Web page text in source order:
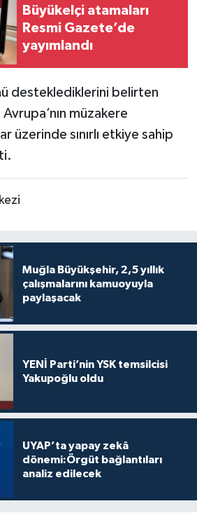
Büyükelçi atamaları
Resmi Gazete’de
yayımlandı
desteklediklerini belirten
Avrupa’nın müzakere
üzerinde sınırlı etkiye sahip
Muğla Büyükşehir, 2,5 yıllık
çalışmalarını kamuoyuyla
paylaşacak
YENİ Parti’nin YSK temsilcisi
Yakupoğlu oldu
UYAP’ta yapay zekâ
dönemi:Örgüt bağlantıları
analiz edilecek